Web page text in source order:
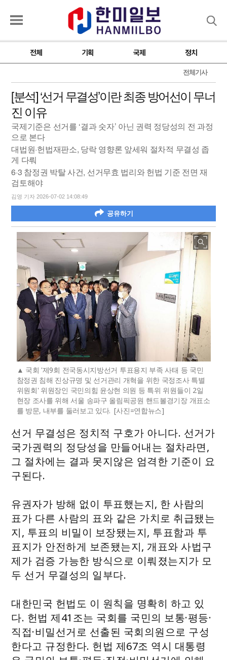
전체 기획 국제 정치
전체기사
[분석] ‘선거 무결성’이란 최종 방어선이 무너
진 이유
국제기준은 선거를 ‘결과 숫자’ 아닌 권력 정당성의 전 과정
으로 본다
대법원·헌법재판소, 당락 영향론 앞세워 절차적 무결성 좁
게 다뤄
6·3 참정권 박탈 사건, 선거무효 법리와 헌법 기준 전면 재
검토해야
김영 기자 2026-07-02 14:08:49
공유하기
국회 '제9회 전국동시지방선거 투표용지 부족 사태 등 국민
참정권 침해 진상규명 및 선거관리 개혁을 위한 국정조사 특별
위원회' 위원장인 국민의힘 윤상현 의원 등 특위 위원들이 2일
현장 조사를 위해 서울 송파구 올림픽공원 핸드볼경기장 개표소
를 방문, 내부를 둘러보고 있다. [사진=연합뉴스]
선거 무결성은 정치적 구호가 아니다. 선거가
국가권력의 정당성을 만들어내는 절차라면,
그 절차에는 결과 못지않은 엄격한 기준이 요
구된다.
유권자가 방해 없이 투표했는지, 한 사람의
표가 다른 사람의 표와 같은 가치로 취급됐는
지, 투표의 비밀이 보장됐는지, 투표함과 투
표지가 안전하게 보존됐는지, 개표와 사법구
제가 검증 가능한 방식으로 이뤄졌는지가 모
두 선거 무결성의 일부다.
대한민국 헌법도 이 원칙을 명확히 하고 있
다. 헌법 제41조는 국회를 국민의 보통·평등·
직접·비밀선거로 선출된 국회의원으로 구성
한다고 규정한다. 헌법 제67조 역시 대통령